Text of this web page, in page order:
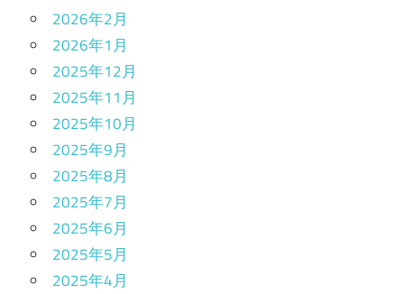
2026年2月
2026年1月
2025年12月
2025年11月
2025年10月
2025年9月
2025年8月
2025年7月
2025年6月
2025年5月
2025年4月